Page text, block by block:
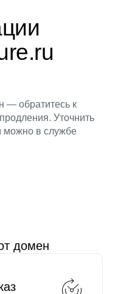
— обратитесь к
Уточнить
можно в службе
домен